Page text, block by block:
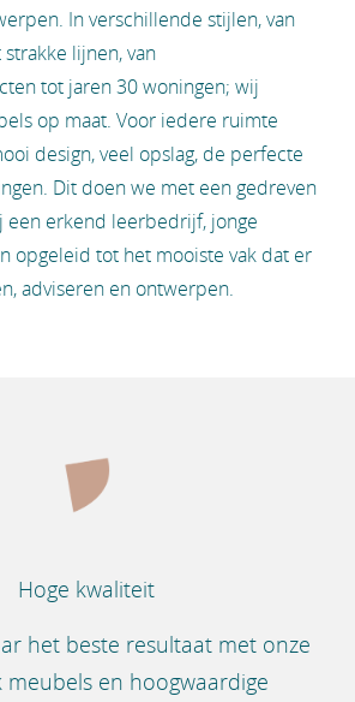
In verschillende stijlen, van
lijnen, van
tot jaren 30 woningen; wij
op maat. Voor iedere ruimte
design, veel opslag, de perfecte
Dit doen we met een gedreven
een erkend leerbedrijf, jonge
opgeleid tot het mooiste vak dat er
adviseren en ontwerpen.
Hoge kwaliteit
het beste resultaat met onze
meubels en hoogwaardige